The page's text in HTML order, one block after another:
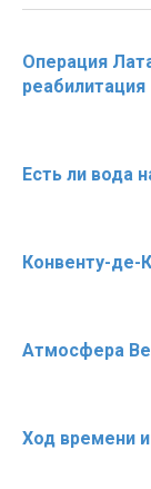
Операция
реабилитация
Есть ли вода
Конвенту-де-
Атмосфера
Ход времени